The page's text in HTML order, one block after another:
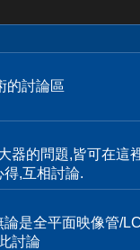
的討論區
器的問題,皆可在這
,互相討論.
是全平面映像管/
討論